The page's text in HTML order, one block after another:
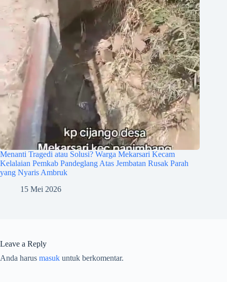
Menanti Tragedi atau Solusi? Warga Mekarsari Kecam
Kelalaian Pemkab Pandeglang Atas Jembatan Rusak Parah
yang Nyaris Ambruk
15 Mei 2026
Leave a Reply
Anda harus masuk untuk berkomentar.